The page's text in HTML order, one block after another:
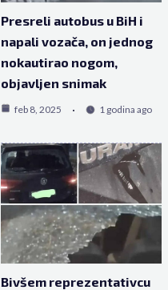
Presreli autobus u BiH i
napali vozača, on jednog
nokautirao nogom,
objavljen snimak
feb 8, 2025 1 godina ago
Bivšem reprezentativcu